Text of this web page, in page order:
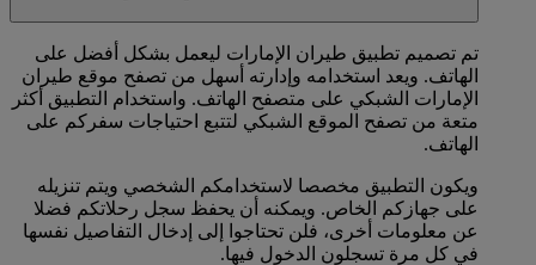
تم تصميم تطبيق طيران الإمارات ليعمل بشكل أفضل على
الهاتف. ويعد استخدامه وإدارته أسهل من تصفح موقع طيران
الإمارات الشبكي على متصفح الهاتف. واستخدام التطبيق أكثر
متعة من تصفح الموقع الشبكي لتتبع احتياجات سفركم على
الهاتف.
ويكون التطبيق مخصصا لاستخدامكم الشخصي ويتم تنزيله
على جهازكم الخاص. ويمكنه أن يحفظ سجل رحلاتكم فضلا
عن معلومات أخرى، فلن تحتاجوا إلى إدخال التفاصيل نفسها
في كل مرة تسجلون الدخول فيها.